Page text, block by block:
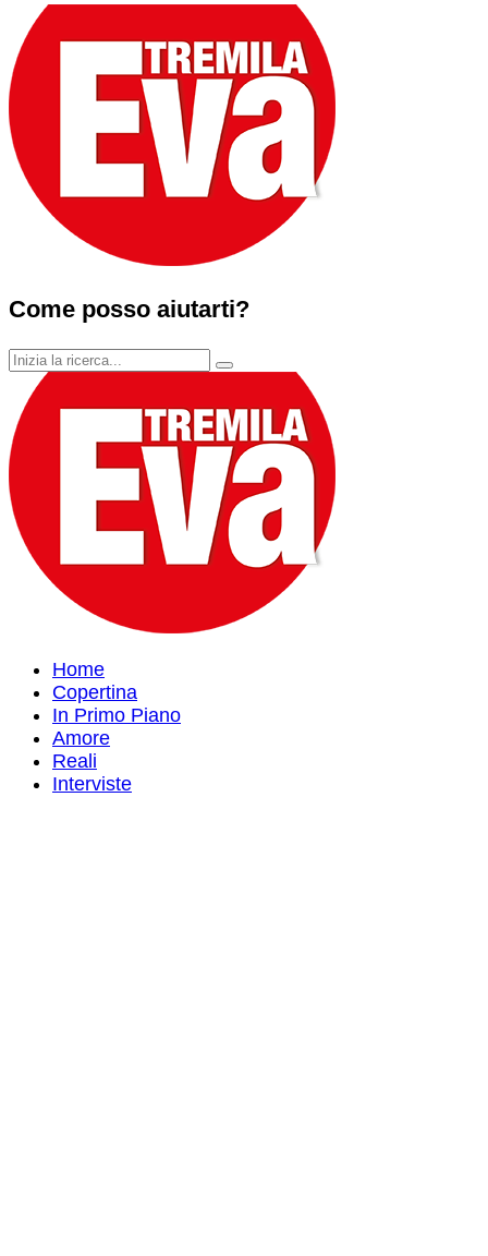
Come posso aiutarti?
Home
Copertina
In Primo Piano
Amore
Reali
Interviste